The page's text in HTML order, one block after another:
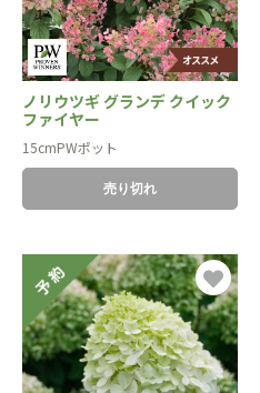
ノリウツギ グランデ クイック
ファイヤー
15cmPWポット
売り切れ